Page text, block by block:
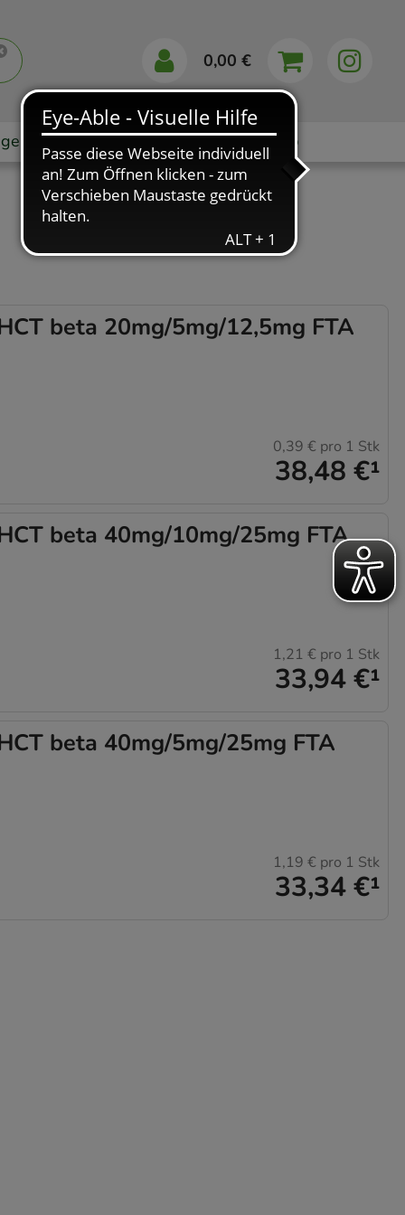
0,00 €
Markenshops Ratgeber App
beta 20mg/5mg/12,5mg FTA
38,48 €¹
0,39 € pro 1 Stk
beta 40mg/10mg/25mg FTA
33,94 €¹
1,21 € pro 1 Stk
beta 40mg/5mg/25mg FTA
33,34 €¹
1,19 € pro 1 Stk